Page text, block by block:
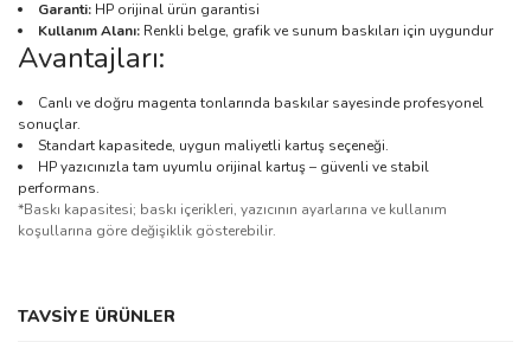
Garanti: HP orijinal ürün garantisi
Kullanım Alanı: Renkli belge, grafik ve sunum baskıları için uygundur
Avantajları:
Canlı ve doğru magenta tonlarında baskılar sayesinde profesyonel
sonuçlar.
Standart kapasitede, uygun maliyetli kartuş seçeneği.
HP yazıcınızla tam uyumlu orijinal kartuş – güvenli ve stabil
performans.
*Baskı kapasitesi; baskı içerikleri, yazıcının ayarlarına ve kullanım
koşullarına göre değişiklik gösterebilir.
Bu ürünün fiyat bilgisi, resim, ürün açıklamalarında ve diğer
konularda yetersiz gördüğünüz noktaları öneri formunu kullanarak
TAVSİYE ÜRÜNLER